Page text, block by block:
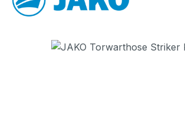
Bildergalerie überspringen